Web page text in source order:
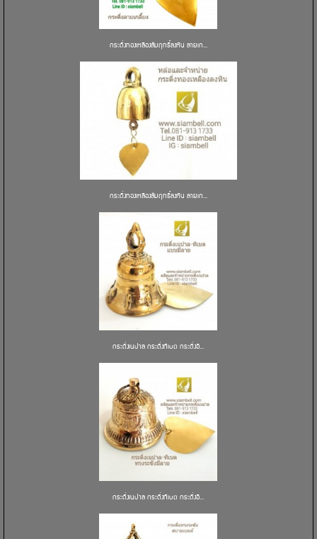
กระดิ่งทองเหลืองสัมฤทธิ์ลงหิน ลายเก...
กระดิ่งทองเหลืองสัมฤทธิ์ลงหิน ลายเก...
กระดิ่งเนปาล กระดิ่งทิเบต กระดิ่งอิ...
กระดิ่งเนปาล กระดิ่งทิเบต กระดิ่งอิ...